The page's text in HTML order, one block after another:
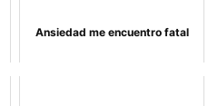
Ansiedad me encuentro fatal